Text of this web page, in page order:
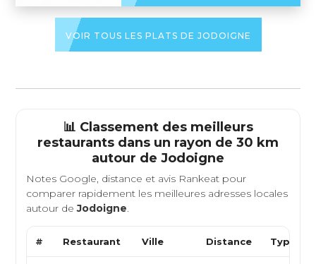
VOIR TOUS LES PLATS DE JODOIGNE
📊 Classement des meilleurs
restaurants dans un rayon de 30 km
autour de Jodoigne
Notes Google, distance et avis Rankeat pour
comparer rapidement les meilleures adresses locales
autour deJodoigne.
# Restaurant Ville Distance Type de